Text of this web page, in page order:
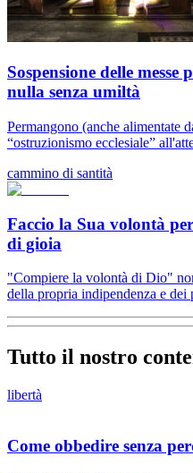
Sospensione delle messe
nulla senza umiltà
Permangono (anche alimentate
“ostruzionismo ecclesiale”
cammino di santità
Faccio la Sua volontà
di gioia
"Compiere la volontà di Dio"
della propria indipendenza e dei
Tutto il nostro
libertà
Come obbedire senza